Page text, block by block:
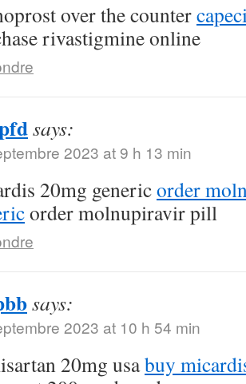
over the counter
rivastigmine online
says:
2023 at 9 h 13 min
20mg genericorder
order molnupiravir pill
says:
2023 at 10 h 54 min
20mg usabuy